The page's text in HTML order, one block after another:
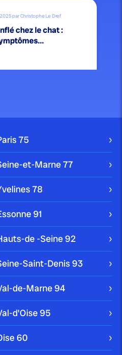
par Christophe Le Dref
chez le chat :
chez le chat :
chez le chat :
par Christophe Le Dref
féline :
et agir face...
75
et-Marne77
78
91
de -Seine92
Saint-Denis93
de-Marne94
d'Oise95
60